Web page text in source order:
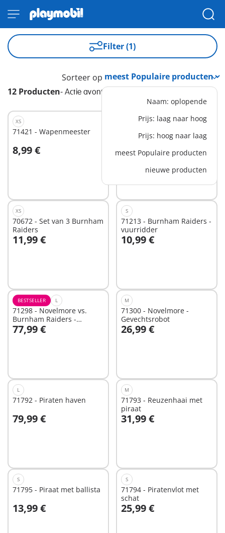
Filter (1)
12 Producten- Actie avontuur
Sorteer op
Naam: oplopende
Prijs: laag naar hoog
Prijs: hoog naar laag
meest Populaire producten
nieuwe producten
XS
71421 - Wapenmeester
8,99 €
In winkelwagen
71419 - Gevecht tegen de
reuzenoctopus
31,99 €
In winkelwagen
XS
70672 - Set van 3 Burnham
Raiders
11,99 €
In winkelwagen
S
71213 - Burnham Raiders -
vuurridder
10,99 €
BESTSELLER L
71298 - Novelmore vs.
Burnham Raiders -
Toernooi arena
77,99 €
M
71300 - Novelmore -
Gevechtsrobot
26,99 €
L
71792 - Piraten haven
79,99 €
In winkelwagen
M
71793 - Reuzenhaai met
piraat
31,99 €
In winkelwagen
S
71795 - Piraat met ballista
13,99 €
In winkelwagen
S
71794 - Piratenvlot met
schat
25,99 €
In winkelwagen